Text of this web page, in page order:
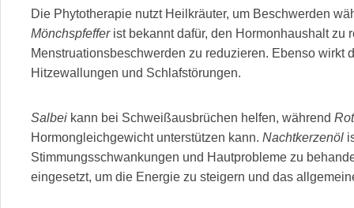
Die Phytotherapie nutzt Heilkräuter, um Beschwerden
Mönchspfefferist bekannt dafür, den Hormonhaushalt zu
Menstruationsbeschwerden zu reduzieren. Ebenso wirkt
Hitzewallungen und Schlafstörungen.
Salbei kann bei Schweißausbrüchen helfen, während
Hormongleichgewicht unterstützen kann. Nachtkerzenöl
Stimmungsschwankungen und Hautprobleme zu
eingesetzt, um die Energie zu steigern und das